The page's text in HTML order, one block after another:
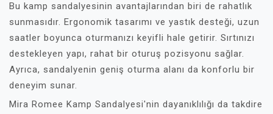
Bu kamp sandalyesinin avantajlarından biri de rahatlık
sunmasıdır. Ergonomik tasarımı ve yastık desteği, uzun
saatler boyunca oturmanızı keyifli hale getirir. Sırtınızı
destekleyen yapı, rahat bir oturuş pozisyonu sağlar.
Ayrıca, sandalyenin geniş oturma alanı da konforlu bir
deneyim sunar.
Mira Romee Kamp Sandalyesi'nin dayanıklılığı da takdire